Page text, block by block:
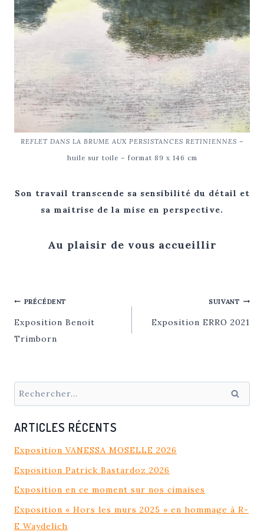
REFLET DANS LA BRUME AUX PERSISTANCES RETINIENNES –
huile sur toile – format 89 x 146 cm
Son travail transcende sa sensibilité du détail et
sa maitrise de la mise en perspective.
Au plaisir de vous accueillir
NAVIGATION
DE
L’ARTICLE
PRÉCÉDENT
Exposition Benoit
Trimborn
SUIVANT
Exposition ERRO 2021
Rechercher :
ARTICLES RÉCENTS
Exposition VANESSA MOSELLE 2026
Exposition Patrick Bastardoz 2026
Exposition en ce moment sur nos cimaises
Exposition « Hors les murs 2025 » en hommage à R-
E Waydelich